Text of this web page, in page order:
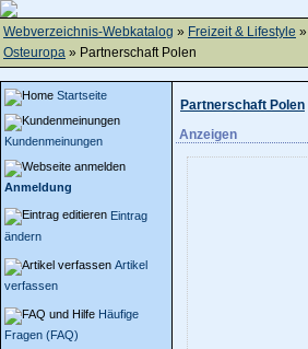
Webverzeichnis-Webkatalog » Freizeit & Lifestyle »
Osteuropa » Partnerschaft Polen
Startseite
Kundenmeinungen
Anmeldung
Eintrag
ändern
Artikel
verfassen
Häufige
Fragen (FAQ)
Partnerschaft Polen
Anzeigen